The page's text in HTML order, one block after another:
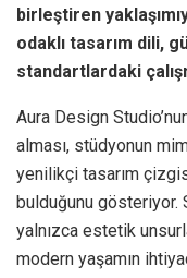
birleştiren
odaklı tasarım dili,
standartlardaki
Aura Design
alması, stüdyonun
yenilikçi tasarım
bulduğunu
yalnızca estetik
modern yaşamın